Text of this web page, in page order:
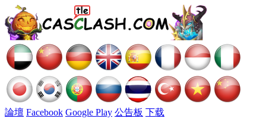
論壇 Facebook Google Play 公告板 下载